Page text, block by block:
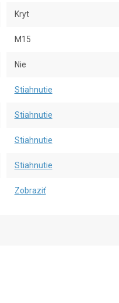
Kryt
M15
Nie
Stiahnutie
Stiahnutie
Stiahnutie
Stiahnutie
Zobraziť